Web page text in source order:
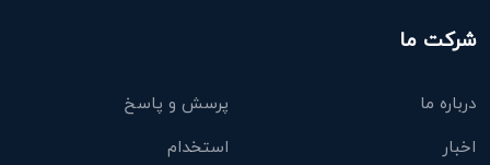
شرکت ما
درباره ما
پرسش و پاسخ
اخبار
استخدام